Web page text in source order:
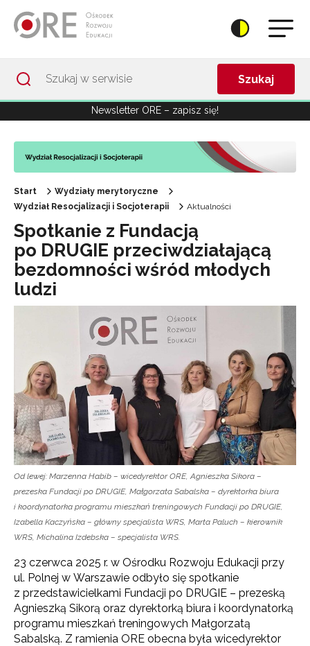
Szukaj
Newsletter ORE – zapisz się!
Start
Wydziały merytoryczne
Wydział Resocjalizacji i Socjoterapii
Aktualności
Spotkanie z Fundacją
po DRUGIE przeciwdziałającą
bezdomności wśród młodych
ludzi
Od lewej: Marzenna Habib – wicedyrektor ORE, Agnieszka Sikora –
prezeska Fundacji po DRUGIE, Małgorzata Sabalska – dyrektorka biura
i koordynatorka programu mieszkań treningowych Fundacji po DRUGIE,
Izabella Kaczyńska – główny specjalista WRS, Marta Paluch – kierownik
WRS, Michalina Izdebska – specjalista WRS.
23 czerwca 2025 r. w Ośrodku Rozwoju Edukacji przy
ul. Polnej w Warszawie odbyło się spotkanie
z przedstawicielkami Fundacji po DRUGIE – prezeską
Agnieszką Sikorą oraz dyrektorką biura i koordynatorką
programu mieszkań treningowych Małgorzatą
Sabalską. Z ramienia ORE obecna była wicedyrektor